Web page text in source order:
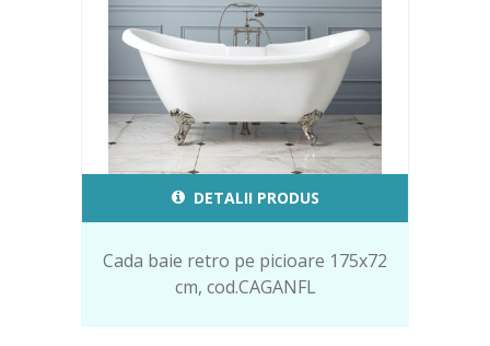
DETALII PRODUS
Cada baie retro pe picioare 175x72
cm, cod.CAGANFL